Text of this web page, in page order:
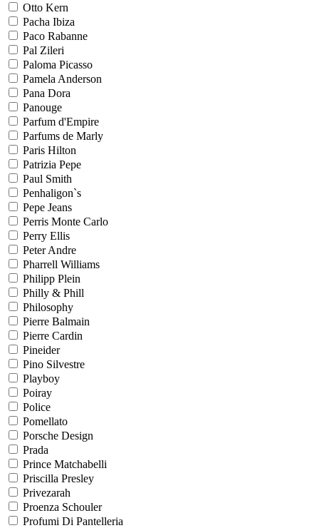
Otto Kern
Pacha Ibiza
Paco Rabanne
Pal Zileri
Paloma Picasso
Pamela Anderson
Pana Dora
Panouge
Parfum d'Empire
Parfums de Marly
Paris Hilton
Patrizia Pepe
Paul Smith
Penhaligon`s
Pepe Jeans
Perris Monte Carlo
Perry Ellis
Peter Andre
Pharrell Williams
Philipp Plein
Philly & Phill
Philosophy
Pierre Balmain
Pierre Cardin
Pineider
Pino Silvestre
Playboy
Poiray
Police
Pomellato
Porsche Design
Prada
Prince Matchabelli
Priscilla Presley
Privezarah
Proenza Schouler
Profumi Di Pantelleria